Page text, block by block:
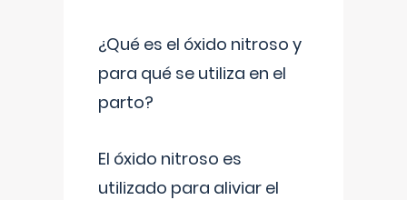
¿Qué es el óxido nitroso y
para qué se utiliza en el
parto?
El óxido nitroso es
utilizado para aliviar el